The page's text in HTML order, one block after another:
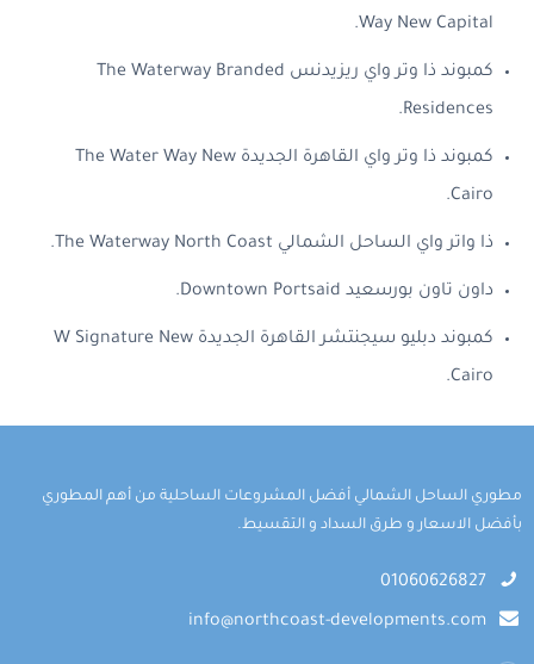
Way New Capital.
كمبوند ذا وتر واي ريزيدنس The Waterway Branded
Residences.
كمبوند ذا وتر واي القاهرة الجديدة The Water Way New
Cairo.
ذا واتر واي الساحل الشمالي The Waterway North Coast.
داون تاون بورسعيد Downtown Portsaid.
كمبوند دبليو سيجنتشر القاهرة الجديدة W Signature New
Cairo.
مطوري الساحل الشمالي أفضل المشروعات الساحلية من أهم المطوري
بأفضل الاسعار و طرق السداد و التقسيط.
01060626827
info@northcoast-developments.com